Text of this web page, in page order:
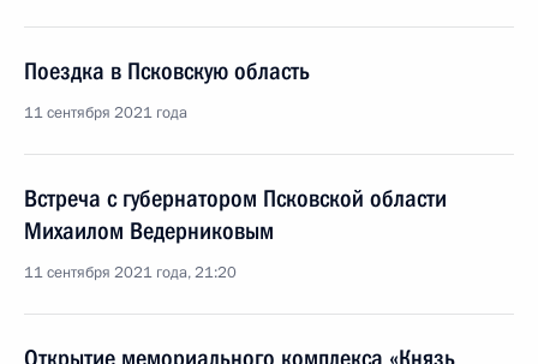
Поездка в Псковскую область
11 сентября 2021 года
Встреча с губернатором Псковской области
Михаилом Ведерниковым
11 сентября 2021 года, 21:20
Открытие мемориального комплекса «Князь